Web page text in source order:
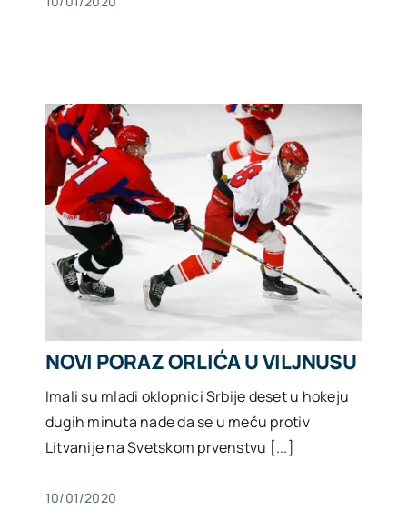
NOVI PORAZ ORLIĆA U VILJNUSU
Imali su mladi oklopnici Srbije deset u hokeju
dugih minuta nade da se u meču protiv
Litvanije na Svetskom prvenstvu [...]
10/01/2020